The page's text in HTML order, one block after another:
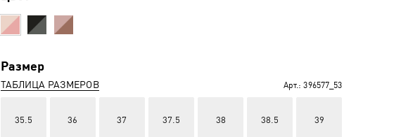
Размер
ТАБЛИЦА РАЗМЕРОВ Арт.: 396577_53
35.5 36 37 37.5 38 38.5 39